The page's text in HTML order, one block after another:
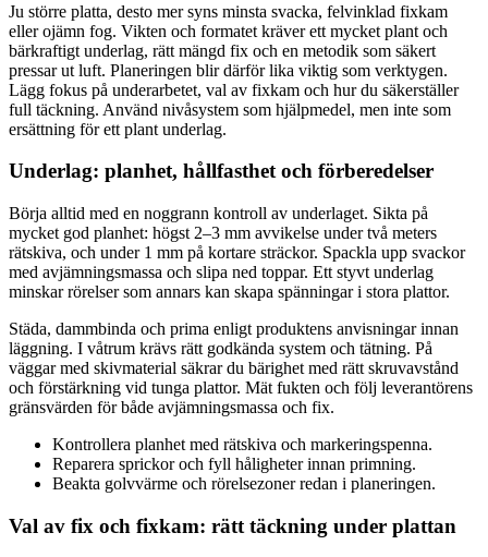
Ju större platta, desto mer syns minsta svacka, felvinklad fixkam
eller ojämn fog. Vikten och formatet kräver ett mycket plant och
bärkraftigt underlag, rätt mängd fix och en metodik som säkert
pressar ut luft. Planeringen blir därför lika viktig som verktygen.
Lägg fokus på underarbetet, val av fixkam och hur du säkerställer
full täckning. Använd nivåsystem som hjälpmedel, men inte som
ersättning för ett plant underlag.
Underlag: planhet, hållfasthet och förberedelser
Börja alltid med en noggrann kontroll av underlaget. Sikta på
mycket god planhet: högst 2–3 mm avvikelse under två meters
rätskiva, och under 1 mm på kortare sträckor. Spackla upp svackor
med avjämningsmassa och slipa ned toppar. Ett styvt underlag
minskar rörelser som annars kan skapa spänningar i stora plattor.
Städa, dammbinda och prima enligt produktens anvisningar innan
läggning. I våtrum krävs rätt godkända system och tätning. På
väggar med skivmaterial säkrar du bärighet med rätt skruvavstånd
och förstärkning vid tunga plattor. Mät fukten och följ leverantörens
gränsvärden för både avjämningsmassa och fix.
Kontrollera planhet med rätskiva och markeringspenna.
Reparera sprickor och fyll håligheter innan primning.
Beakta golvvärme och rörelsezoner redan i planeringen.
Val av fix och fixkam: rätt täckning under plattan